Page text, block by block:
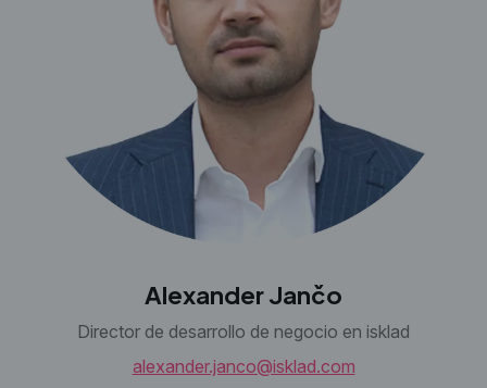
Alexander Jančo
Director de desarrollo de negocio en isklad
alexander.janco@isklad.com